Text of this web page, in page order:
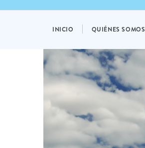
NAVIGATION
INICIO QUIÉNES SOMOS